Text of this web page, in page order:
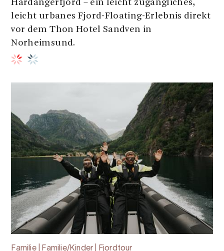
Hardangerfjord – ein leicht zugängliches,
leicht urbanes Fjord-Floating-Erlebnis direkt
vor dem Thon Hotel Sandven in
Norheimsund.
Familie | Familie/Kinder | Fjordtour